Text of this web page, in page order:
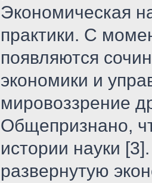
Экономическая
практики. С
появляются
экономики и
мировоззрение
Общепризнано,
истории науки
развернутую